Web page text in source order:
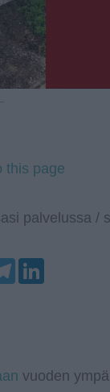
this page
palvelussa /
T
vuoden